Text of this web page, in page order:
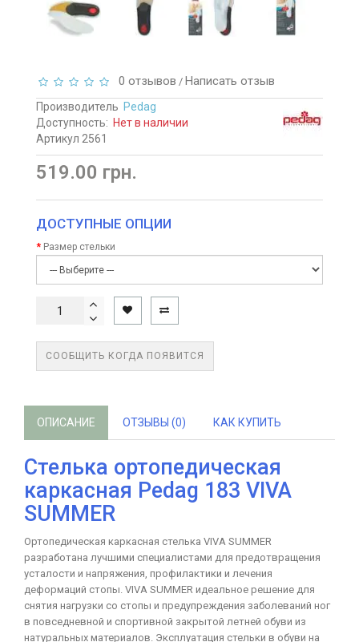
0 отзывов / Написать отзыв
Производитель Pedag
Доступность: Нет в наличии
Артикул 2561
519.00 грн.
ДОСТУПНЫЕ ОПЦИИ
Размер стельки
СООБЩИТЬ КОГДА ПОЯВИТСЯ
ОПИСАНИЕ ОТЗЫВЫ (0) КАК КУПИТЬ
Стелька ортопедическая
каркасная Pedag 183 VIVA
SUMMER
Ортопедическая каркасная стелька VIVA SUMMER
разработана лучшими специалистами для предотвращения
усталости и напряжения, профилактики и лечения
деформаций стопы. VIVA SUMMER идеальное решение для
снятия нагрузки со стопы и предупреждения заболеваний ног
в повседневной и спортивной закрытой летней обуви из
натуральных материалов. Эксплуатация стельки в обуви на